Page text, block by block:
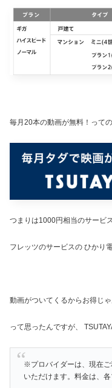
毎月20本の動画が無料！っての
つまりは1000円相当のサービ
フレッツのサービスの ひかり
動画がついてくるからお得じゃ
って思ったんですが、
※プロバイダーは、現在
いただけます。料金は、